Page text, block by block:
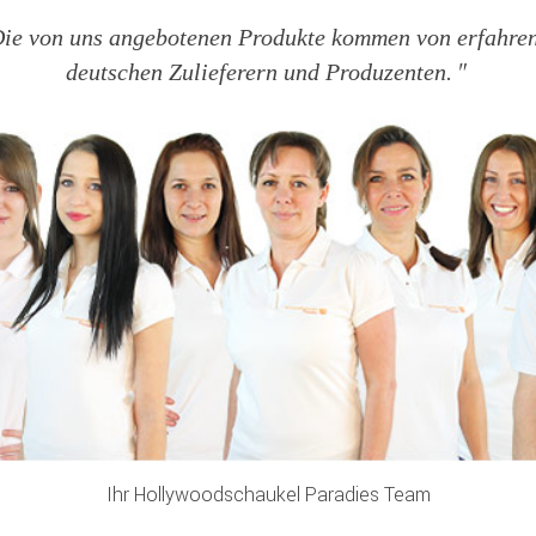
von uns angebotenen Produkte kommen von
deutschen Zulieferern und Produzenten.
Ihr Hollywoodschaukel Paradies Team